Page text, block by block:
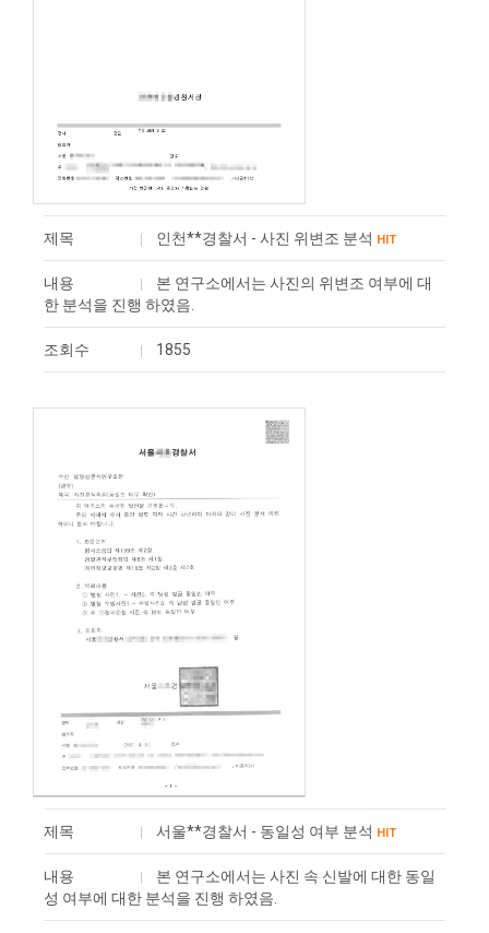
제목 인천**경찰서 - 사진 위변조 분석 HIT
내용
본 연구소에서는 사진의 위변조 여부에 대
한 분석을 진행 하였음.
조회수 1855
제목 서울**경찰서 - 동일성 여부 분석 HIT
내용
본 연구소에서는 사진 속 신발에 대한 동일
성 여부에 대한 분석을 진행 하였음.